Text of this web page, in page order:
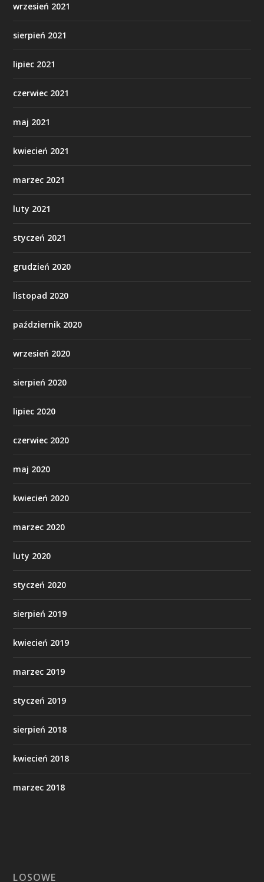
wrzesień 2021
sierpień 2021
lipiec 2021
czerwiec 2021
maj 2021
kwiecień 2021
marzec 2021
luty 2021
styczeń 2021
grudzień 2020
listopad 2020
październik 2020
wrzesień 2020
sierpień 2020
lipiec 2020
czerwiec 2020
maj 2020
kwiecień 2020
marzec 2020
luty 2020
styczeń 2020
sierpień 2019
kwiecień 2019
marzec 2019
styczeń 2019
sierpień 2018
kwiecień 2018
marzec 2018
LOSOWE